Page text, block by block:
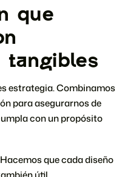
que
tangibles
estrategia. Combinamos
para asegurarnos de
con un propósito
Hacemos que cada diseño